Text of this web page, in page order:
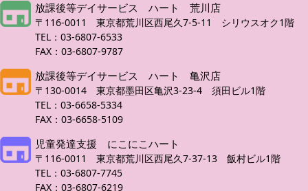
放課後等デイサービス ハート 荒川店
〒116-0011 東京都荒川区西尾久7-5-11 シリウスオク1階
TEL：03-6807-6533
FAX：03-6807-9787
放課後等デイサービス ハート 亀沢店
〒130-0014 東京都墨田区亀沢3-23-4 須田ビル1階
TEL：03-6658-5334
FAX：03-6658-5109
児童発達支援 にこにこハート
〒116-0011 東京都荒川区西尾久7-37-13 飯村ビル1階
TEL：03-6807-7745
FAX：03-6807-6219